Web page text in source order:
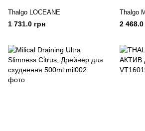
Thalgo LOCEANE
1 731.0 грн
Thalgo
2 468.0